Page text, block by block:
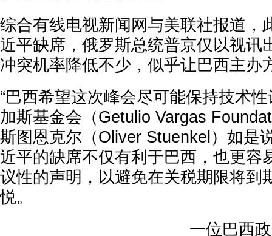
综合有线电视新闻网与美联社报道，
近平缺席，俄罗斯总统普京仅以视讯
冲突机率降低不少，似乎让巴西主办
“巴西希望这次峰会尽可能保持技术
加斯基金会（Getulio Vargas
斯图恩克尔（Oliver Stuenkel）如是
近平的缺席不仅有利于巴西，也更容
议性的声明，以避免在关税期限将到
悦。
一位巴西